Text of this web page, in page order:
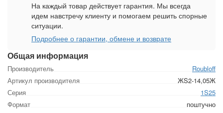
Общая информация
Производитель
Roubloff
Артикул производителя
ЖS2-14,05Ж
Серия
1S25
Формат
поштучно
На каждый товар действует гарантия. Мы всегда
идем навстречу клиенту и помогаем решить спорные
ситуации.
Подробнее о гарантии, обмене и возврате